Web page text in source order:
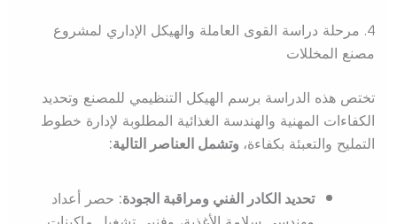
4. مرحلة دراسة القوى العاملة والهيكل الإداري لمشروع
مصنع المخللات
تختص هذه الدراسة برسم الهيكل التنظيمي للمصنع وتحديد
الكفاءات المهنية والهندسة الغذائية المطلوبة لإدارة خطوط
التمليح والتعبئة بكفاءة،وتشمل العناصر التالية:
تحديد الكادر الفني ومراقبة الجودة:حصر أعداد